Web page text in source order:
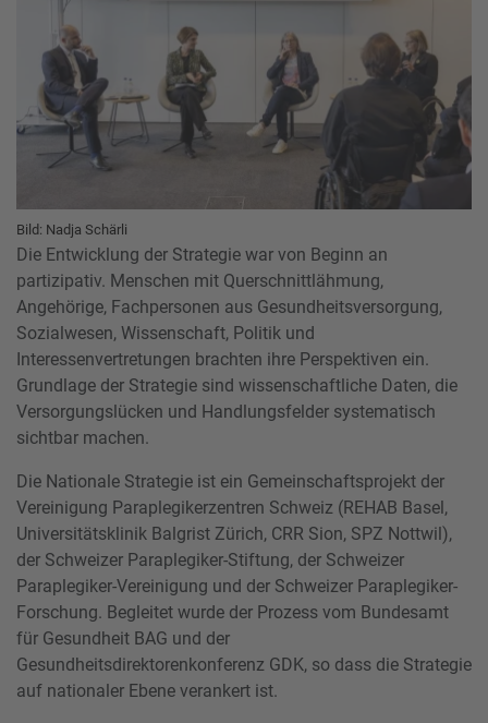
Bild: Nadja Schärli
Die Entwicklung der Strategie war von Beginn an
partizipativ. Menschen mit Querschnittlähmung,
Angehörige, Fachpersonen aus Gesundheitsversorgung,
Sozialwesen, Wissenschaft, Politik und
Interessenvertretungen brachten ihre Perspektiven ein.
Grundlage der Strategie sind wissenschaftliche Daten, die
Versorgungslücken und Handlungsfelder systematisch
sichtbar machen.
Die Nationale Strategie ist ein Gemeinschaftsprojekt der
Vereinigung Paraplegikerzentren Schweiz (REHAB Basel,
Universitätsklinik Balgrist Zürich, CRR Sion, SPZ Nottwil),
der Schweizer Paraplegiker-Stiftung, der Schweizer
Paraplegiker-Vereinigung und der Schweizer Paraplegiker-
Forschung. Begleitet wurde der Prozess vom Bundesamt
für Gesundheit BAG und der
Gesundheitsdirektorenkonferenz GDK, so dass die Strategie
auf nationaler Ebene verankert ist.